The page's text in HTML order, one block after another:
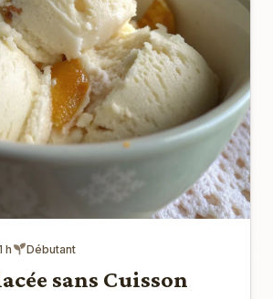
h Débutant
sans Cuisson